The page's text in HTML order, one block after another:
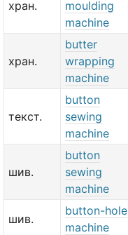
хран.
moulding
machine
хран.
butter
wrapping
machine
текст.
button
sewing
machine
шив.
button
sewing
machine
шив.
button-hole
machine